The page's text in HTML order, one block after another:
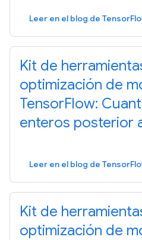
Leer en el blog de
Kit de
optimización de
TensorFlow:
enteros posterior
Leer en el blog de
Kit de
optimización de